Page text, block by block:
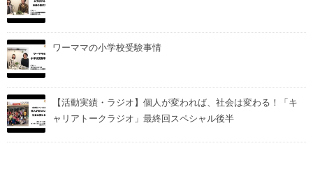
ワーママの小学校受験事情
【活動実績・ラジオ】個人が変われば、社会は変わる！「キ
ャリアトークラジオ」最終回スペシャル後半